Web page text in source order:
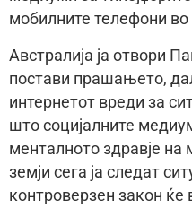
мобилните телефони
Австралија ја отвори
постави прашањето,
интернетот вреди за
што социјалните
менталното здравје
земји сега ја следат
контроверзен закон ќе